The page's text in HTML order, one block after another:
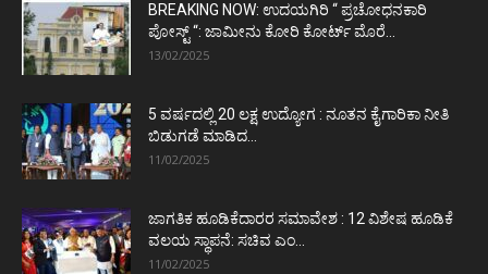
BREAKING NOW: ಉದಯಗಿರಿ “ ಪ್ರಚೋಧನಕಾರಿ
ಪೋಸ್ಟ್‌ “: ಜಾಮೀನು ಕೋರಿ ಕೋರ್ಟ್‌ ಮೊರೆ...
13/02/2025
5 ವರ್ಷದಲ್ಲಿ 20 ಲಕ್ಷ ಉದ್ಯೋಗ : ನೂತನ ಕೈಗಾರಿಕಾ ನೀತಿ
ಬಿಡುಗಡೆ ಮಾಡಿದ...
11/02/2025
ಜಾಗತಿಕ ಹೂಡಿಕೆದಾರರ ಸಮಾವೇಶ : 12 ವಿಶೇಷ ಹೂಡಿಕೆ
ವಲಯ ಸ್ಥಾಪನೆ: ಸಚಿವ ಎಂ...
11/02/2025